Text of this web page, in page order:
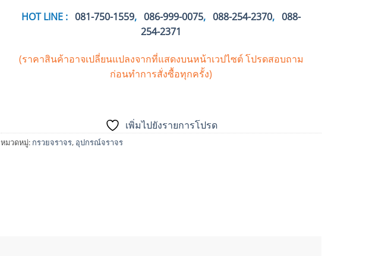
HOT LINE : 081-750-1559, 086-999-0075, 088-254-2370, 088-
254-2371
(ราคาสินค้าอาจเปลี่ยนแปลงจากที่แสดงบนหน้าเวปไซต์โปรดสอบถาม
ก่อนทำการสั่งซื้อทุกครั้ง)
เพิ่มไปยังรายการโปรด
หมวดหมู่: กรวยจราจร, อุปกรณ์จราจร